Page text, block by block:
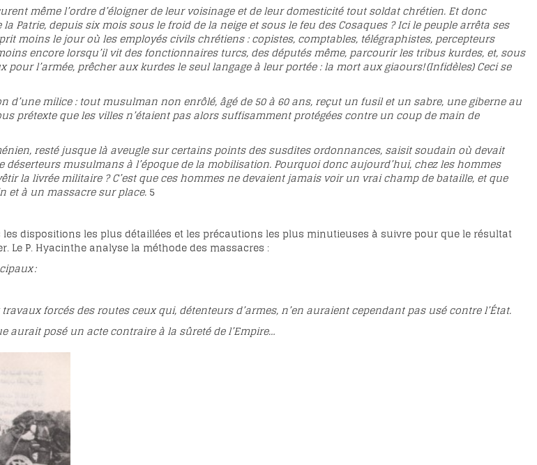
même l’ordre d’éloigner de leur voisinage et de leur domesticité tout soldat chrétien. Et donc
Patrie, depuis six mois sous le froid de la neige et sous le feu des Cosaques ? Ici le peuple arrêta ses
moins le jour où les employés civils chrétiens : copistes, comptables, télégraphistes, percepteurs
encore lorsqu’il vit des fonctionnaires turcs, des députés même, parcourir les tribus kurdes, et, sous
pour l’armée, prêcher aux kurdes le seul langage à leur portée : la mort aux giaours! (Infidèles) Ceci se
d’une milice : tout musulman non enrôlé, âgé de 50 à 60 ans, reçut un fusil et un sabre, une giberne au
prétexte que les villes n’étaient pas alors suffisamment protégées contre un coup de main de
resté jusque là aveugle sur certains points des susdites ordonnances, saisit soudain où devait
musulmans à l’époque de la mobilisation. Pourquoi donc aujourd’hui, chez les hommes
la livrée militaire ? C’est que ces hommes ne devaient jamais voir un vrai champ de bataille, et que
et à un massacre sur place.5
dispositions les plus détaillées et les précautions les plus minutieuses à suivre pour que le résultat
Le P. Hyacinthe analyse la méthode des massacres :
:
forcés des routes ceux qui, détenteurs d’armes, n’en auraient cependant pas usé contre l’État.
aurait posé un acte contraire à la sûreté de l’Empire…